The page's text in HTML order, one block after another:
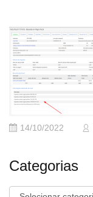
14/10/2022
Categorias
Categorias